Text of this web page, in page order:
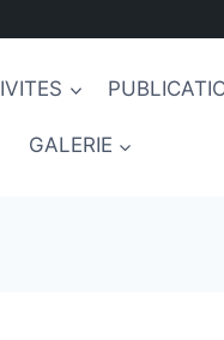
GALERIE